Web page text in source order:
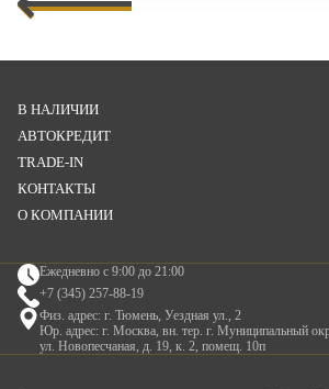
В НАЛИЧИИ
АВТОКРЕДИТ
TRADE-IN
КОНТАКТЫ
О КОМПАНИИ
Ежедневно с 9:00 до 21:00
+7 (345) 257-88-19
Физ. адрес: г. Тюмень, Уездная ул., 2
Юр. адрес: г. Москва, вн. тер. г. Муниципальный
ул. Новопесчаная, д. 19, к. 2, помещ. 10п